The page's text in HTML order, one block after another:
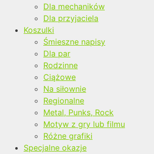
Dla mechaników
Dla przyjaciela
Koszulki
Śmieszne napisy
Dla par
Rodzinne
Ciążowe
Na siłownie
Regionalne
Metal, Punks, Rock
Motyw z gry lub filmu
Różne grafiki
Specjalne okazje